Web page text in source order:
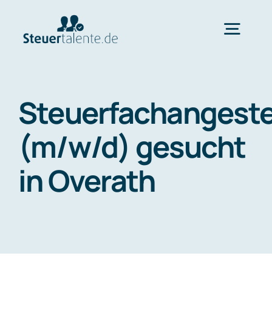
Wechsel
Ablauf
(m/w/d) gesucht
in Overath